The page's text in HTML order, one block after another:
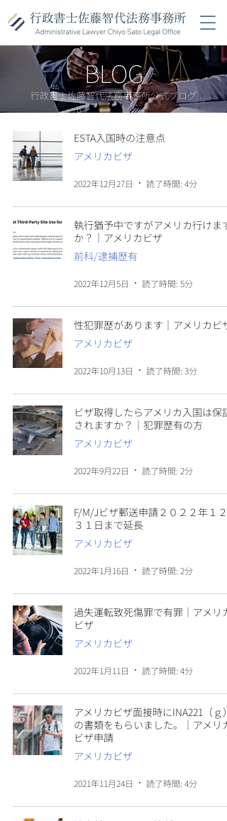
BLOG
行政書士佐藤智代法務事務所公式ブログ
ESTA入国時の注意点
アメリカビザ
2022年12月27日 読了時間: 4分
執行猶予中ですがアメリカ行けます
か？｜アメリカビザ
前科/逮捕歴有
2022年12月5日 読了時間: 5分
性犯罪歴があります｜アメリカビザ
アメリカビザ
2022年10月13日 読了時間: 3分
ビザ取得したらアメリカ入国は保証
されますか？｜犯罪歴有の方
アメリカビザ
2022年9月22日 読了時間: 2分
F/M/Jビザ郵送申請２０２２年１２
３１日まで延長
アメリカビザ
2022年1月16日 読了時間: 2分
過失運転致死傷罪で有罪｜アメリカ
ビザ
アメリカビザ
2022年1月11日 読了時間: 4分
アメリカビザ面接時にINA221（ｇ）
の書類をもらいました。｜アメリカ
ビザ申請
アメリカビザ
2021年11月24日 読了時間: 4分